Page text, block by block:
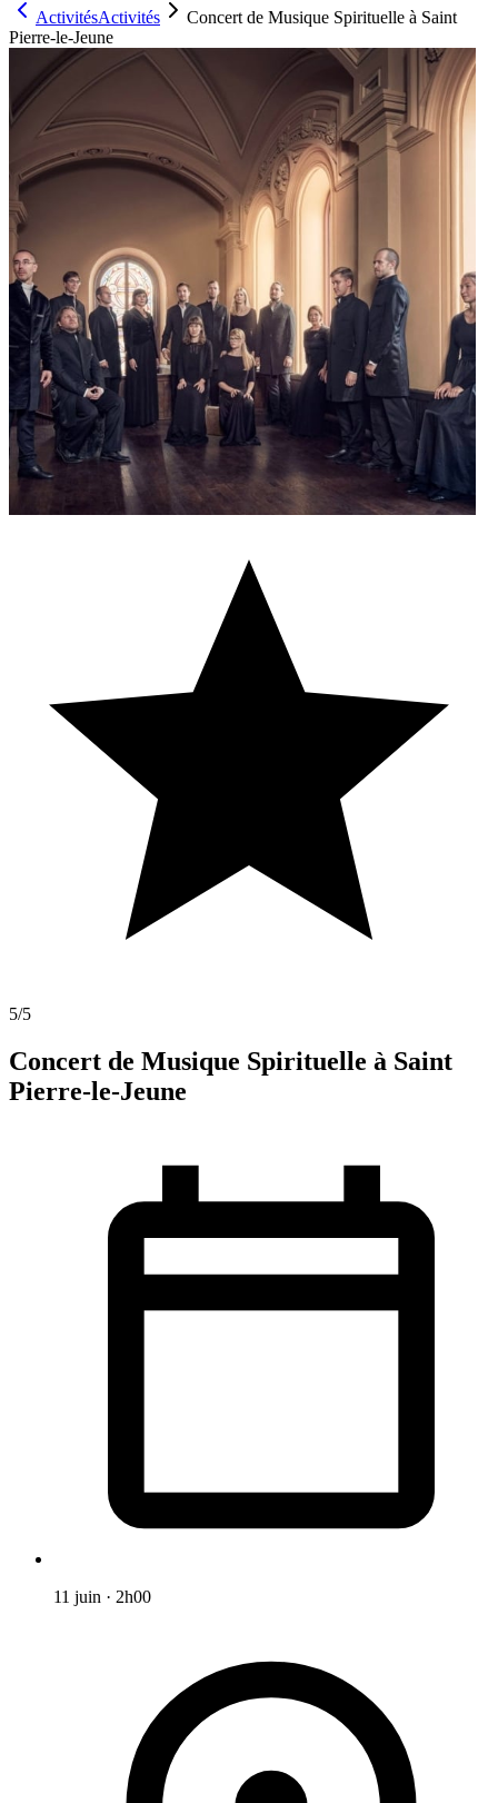
ActivitésActivités
Concert de Musique Spirituelle à Saint
Pierre-le-Jeune
5/5
Concert de Musique Spirituelle à Saint
Pierre-le-Jeune
11 juin · 2h00